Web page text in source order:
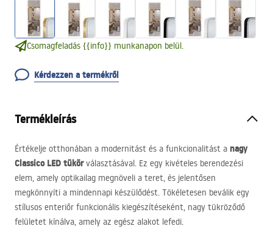
Csomagfeladás {{info}} munkanapon belül.
Kérdezzen a termékről
Termékleírás
Értékelje otthonában a modernitást és a funkcionalitást a nagy
Classico LED tükörválasztásával. Ez egy kivételes berendezési
elem, amely optikailag megnöveli a teret, és jelentősen
megkönnyíti a mindennapi készülődést. Tökéletesen beválik egy
stílusos enteriőr funkcionális kiegészítéseként, nagy tükröződő
felületet kínálva, amely az egész alakot lefedi.